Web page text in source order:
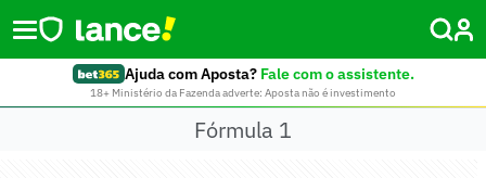
Ajuda com Aposta? Fale com o assistente.
18+ Ministério da Fazenda adverte: Aposta não é investimento
Fórmula 1